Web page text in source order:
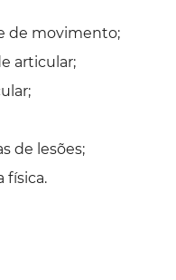
de movimento;
articular;
de lesões;
física.